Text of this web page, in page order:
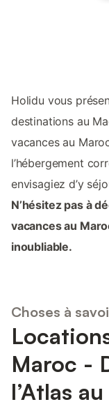
Holidu vous
destinations au
vacances au
l’hébergement
envisagiez d’y
N’hésitez pas à
vacances au
inoubliable.
Choses à
Maroc -
l’Atlas